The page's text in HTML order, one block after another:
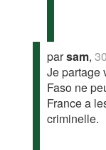
parsam,
Je partage
Faso ne
France a
criminelle.